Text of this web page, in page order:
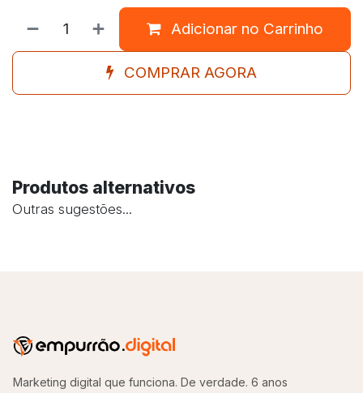
Adicionar no Carrinho
COMPRAR AGORA
Produtos alternativos
Outras sugestões...
Marketing digital que funciona. De verdade. 6 anos